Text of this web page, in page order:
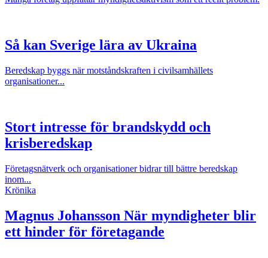
Så kan Sverige lära av Ukraina
Beredskap byggs när motståndskraften i civilsamhällets
organisationer...
Stort intresse för brandskydd och
krisberedskap
Företagsnätverk och organisationer bidrar till bättre beredskap
inom...
Krönika
Magnus Johansson När myndigheter blir
ett hinder för företagande